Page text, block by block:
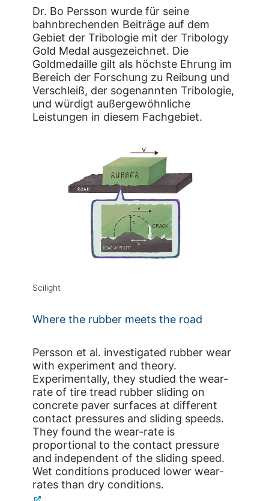
Dr. Bo Persson wurde für seine
bahnbrechenden Beiträge auf dem
Gebiet der Tribologie mit der Tribology
Gold Medal ausgezeichnet. Die
Goldmedaille gilt als höchste Ehrung im
Bereich der Forschung zu Reibung und
Verschleiß, der sogenannten Tribologie,
und würdigt außergewöhnliche
Leistungen in diesem Fachgebiet.
Scilight
Where the rubber meets the road
Persson et al. investigated rubber wear
with experiment and theory.
Experimentally, they studied the wear-
rate of tire tread rubber sliding on
concrete paver surfaces at different
contact pressures and sliding speeds.
They found the wear-rate is
proportional to the contact pressure
and independent of the sliding speed.
Wet conditions produced lower wear-
rates than dry conditions.